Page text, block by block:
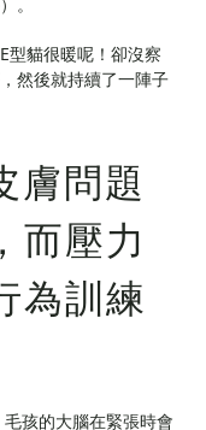
型貓很暖呢！卻沒察
然後就持續了一陣子
膚問題
而壓力
為訓練
孩的大腦在緊張時會